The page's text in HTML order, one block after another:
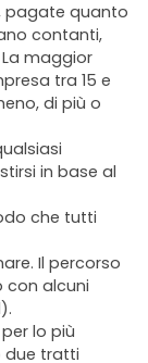
pagate quanto
contanti,
maggior
tra 15 e
di più o
in base al
che tutti
Il percorso
con alcuni
lo più
due tratti